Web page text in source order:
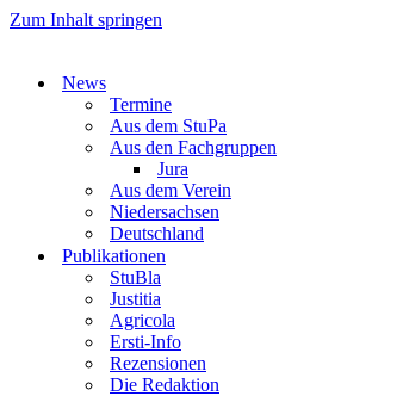
Zum Inhalt springen
News
Termine
Aus dem StuPa
Aus den Fachgruppen
Jura
Aus dem Verein
Niedersachsen
Deutschland
Publikationen
StuBla
Justitia
Agricola
Ersti-Info
Rezensionen
Die Redaktion